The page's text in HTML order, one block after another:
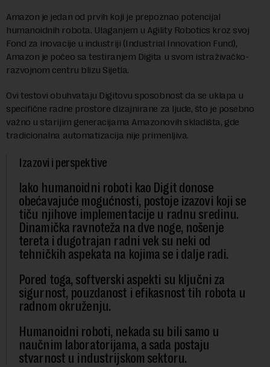
Amazon je jedan od prvih koji je prepoznao potencijal
humanoidnih robota. Ulaganjem u Agility Robotics kroz svoj
Fond za inovacije u industriji (Industrial Innovation Fund),
Amazon je počeo sa testiranjem Digita u svom istraživačko-
razvojnom centru blizu Sijetla.
Ovi testovi obuhvataju Digitovu sposobnost da se uklapa u
specifične radne prostore dizajnirane za ljude, što je posebno
važno u starijim generacijama Amazonovih skladišta, gde
tradicionalna automatizacija nije primenljiva.
Izazovi i perspektive
Iako humanoidni roboti kao Digit donose
obećavajuće mogućnosti, postoje izazovi koji se
tiču njihove implementacije u radnu sredinu.
Dinamička ravnoteža na dve noge, nošenje
tereta i dugotrajan radni vek su neki od
tehničkih aspekata na kojima se i dalje radi.
Pored toga, softverski aspekti su ključni za
sigurnost, pouzdanost i efikasnost tih robota u
radnom okruženju.
Humanoidni roboti, nekada su bili samo u
naučnim laboratorijama, a sada postaju
stvarnost u industrijskom sektoru.